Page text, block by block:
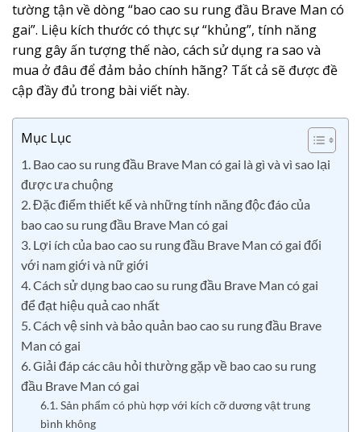
tường tận về dòng “bao cao su rung đầu Brave Man có
gai”. Liệu kích thước có thực sự “khủng”, tính năng
rung gây ấn tượng thế nào, cách sử dụng ra sao và
mua ở đâu để đảm bảo chính hãng? Tất cả sẽ được đề
cập đầy đủ trong bài viết này.
Mục Lục
1. Bao cao su rung đầu Brave Man có gai là gì và vì sao lại
được ưa chuộng
2. Đặc điểm thiết kế và những tính năng độc đáo của
bao cao su rung đầu Brave Man có gai
3. Lợi ích của bao cao su rung đầu Brave Man có gai đối
với nam giới và nữ giới
4. Cách sử dụng bao cao su rung đầu Brave Man có gai
để đạt hiệu quả cao nhất
5. Cách vệ sinh và bảo quản bao cao su rung đầu Brave
Man có gai
6. Giải đáp các câu hỏi thường gặp về bao cao su rung
đầu Brave Man có gai
6.1. Sản phẩm có phù hợp với kích cỡ dương vật trung
bình không